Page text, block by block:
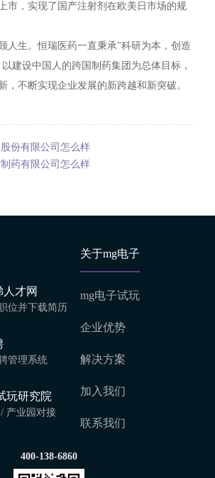
市，实现了国产注射剂在欧美日市场的规
人生。恒瑞医药一直秉承"科研为本，创造
建设中国人的跨国制药集团为总体目标，
，不断实现企业发展的新跨越和新突破。
份有限公司怎么样
药有限公司怎么样
人才网
位并下载简历
管理系统
玩研究院
产业园对接
关于mg电子
mg电子试玩
企业优势
解决方案
加入我们
联系我们
400-138-6860